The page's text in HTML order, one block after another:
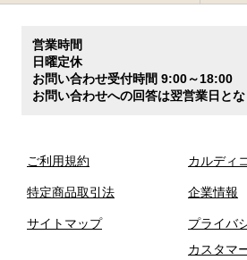
営業時間
日曜定休
お問い合わせ受付時間 9:00～18:00
お問い合わせへの回答は翌営業日とな
ご利用規約
特定商品取引法
サイトマップ
カルディ
企業情報
プライバ
カスタマ